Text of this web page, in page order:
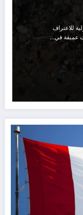
للاعتراف
عميقة في…